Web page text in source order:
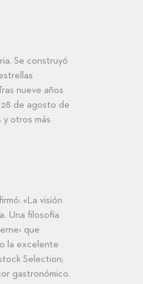
Se construyó
nueve años
de agosto de
otros más
«La visión
Una filosofía
que
la excelente
Selection;
gastronómico.